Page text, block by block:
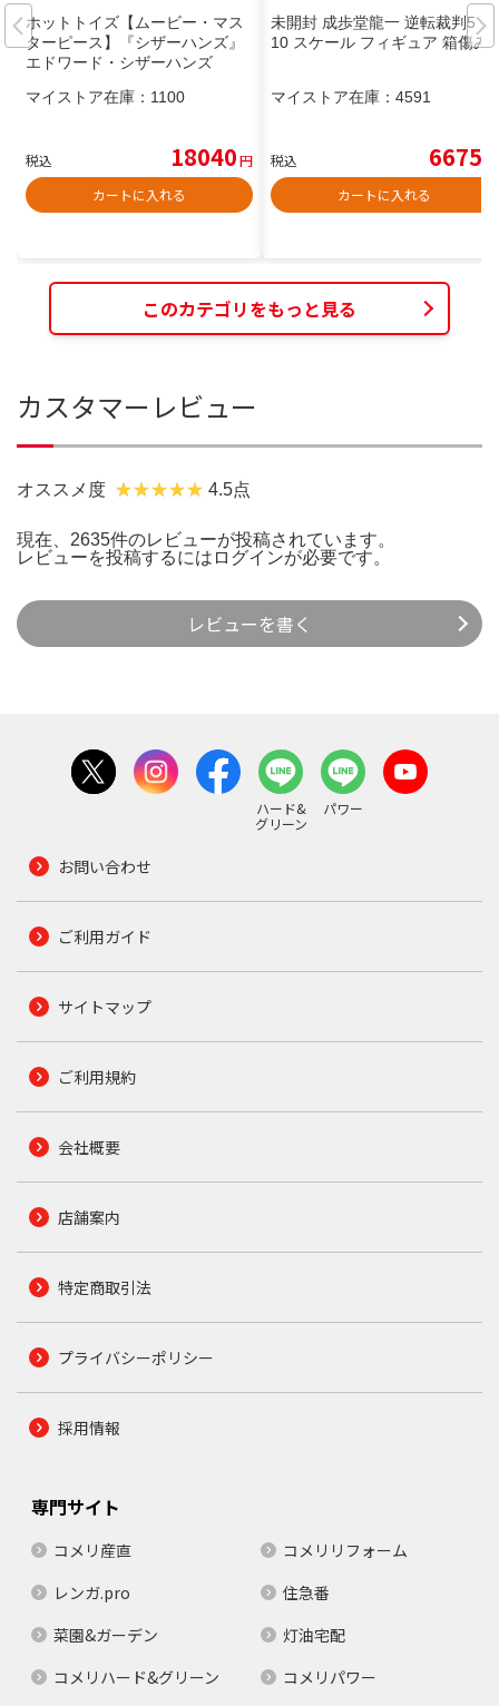
ホットトイズ【ムービー・マス
ターピース】『シザーハンズ』
エドワード・シザーハンズ
マイストア在庫： 1100
税込 18040円
カートに入れる
未開封 成歩堂龍一 逆転裁判5 1/
10 スケール フィギュア 箱傷み
マイストア在庫： 4591
税込 6675
カートに入れる
このカテゴリをもっと見る
カスタマーレビュー
オススメ度 4.5点
現在、2635件のレビューが投稿されています。
レビューを投稿するには ログインが必要です。
レビューを書く
ハード&
グリーン
パワー
お問い合わせ
ご利用ガイド
サイトマップ
ご利用規約
会社概要
店舗案内
特定商取引法
プライバシーポリシー
採用情報
専門サイト
コメリ産直
コメリリフォーム
レンガ.pro
住急番
菜園&ガーデン
灯油宅配
コメリハード&グリーン
コメリパワー